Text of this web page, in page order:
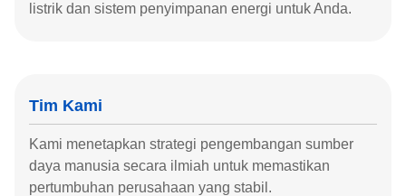
listrik dan sistem penyimpanan energi untuk Anda.
Tim Kami
Kami menetapkan strategi pengembangan sumber
daya manusia secara ilmiah untuk memastikan
pertumbuhan perusahaan yang stabil.